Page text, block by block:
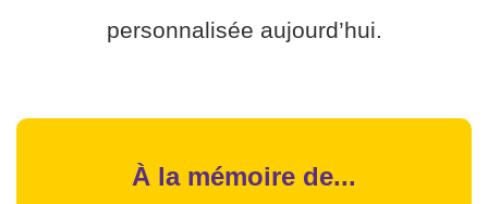
personnalisée aujourd’hui.
À la mémoire de...